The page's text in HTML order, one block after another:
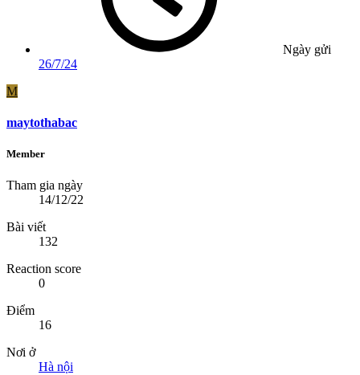
Ngày gửi
26/7/24
M
maytothabac
Member
Tham gia ngày
14/12/22
Bài viết
132
Reaction score
0
Điểm
16
Nơi ở
Hà nội